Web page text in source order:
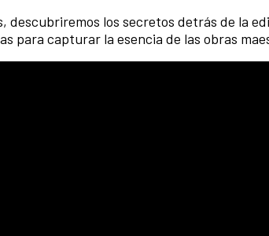
descubriremos los secretos detrás de la
para capturar la esencia de las obras